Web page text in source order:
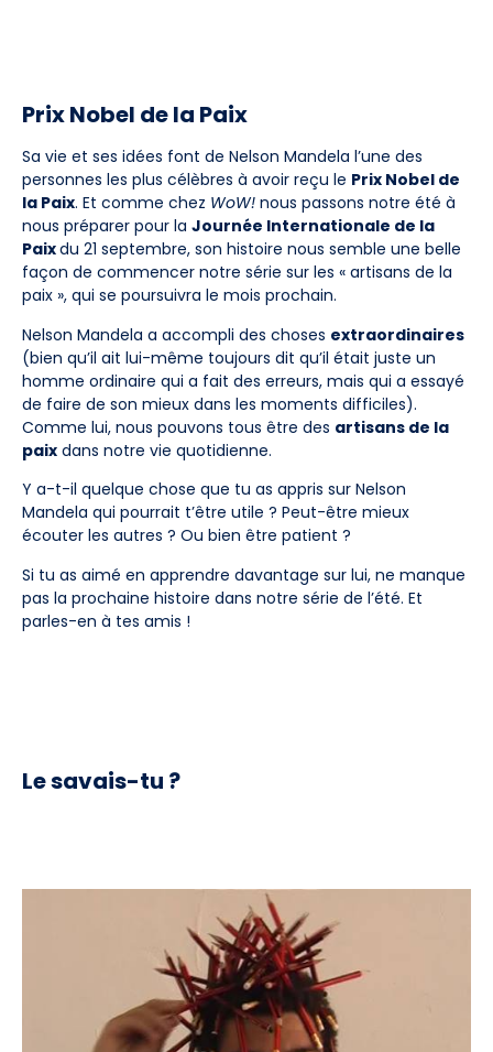
Prix Nobel de la Paix
Sa vie et ses idées font de Nelson Mandela l’une des
personnes les plus célèbres à avoir reçu le Prix Nobel de
la Paix. Et comme chez WoW! nous passons notre été à
nous préparer pour la Journée Internationale de la
Paixdu 21 septembre, son histoire nous semble une belle
façon de commencer notre série sur les « artisans de la
paix », qui se poursuivra le mois prochain.
Nelson Mandela a accompli des choses extraordinaires
(bien qu’il ait lui-même toujours dit qu’il était juste un
homme ordinaire qui a fait des erreurs, mais qui a essayé
de faire de son mieux dans les moments difficiles).
Comme lui, nous pouvons tous être des artisans de la
paix dans notre vie quotidienne.
Y a-t-il quelque chose que tu as appris sur Nelson
Mandela qui pourrait t’être utile ? Peut-être mieux
écouter les autres ? Ou bien être patient ?
Si tu as aimé en apprendre davantage sur lui, ne manque
pas la prochaine histoire dans notre série de l’été. Et
parles-en à tes amis !
Le savais-tu ?